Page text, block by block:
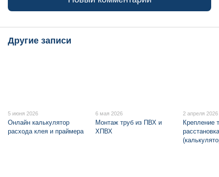
Другие записи
5 июня 2026
Онлайн калькулятор
расхода клея и праймера
6 мая 2026
Монтаж труб из ПВХ и
ХПВХ
2 апреля 2026
Крепление